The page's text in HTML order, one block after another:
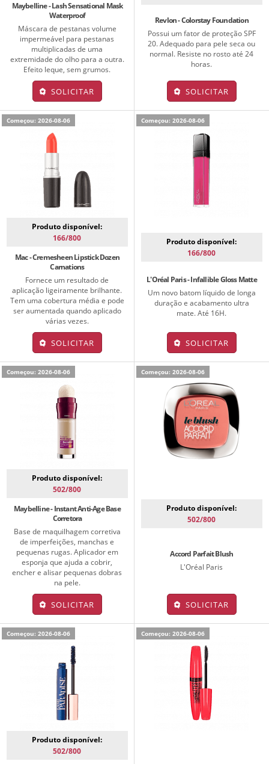
Maybelline - Lash Sensational Mask
Waterproof
Máscara de pestanas volume
impermeável para pestanas
multiplicadas de uma
extremidade do olho para a outra.
Efeito leque, sem grumos.
SOLICITAR
Revlon - Colorstay Foundation
Possui um fator de proteção SPF
20. Adequado para pele seca ou
normal. Resiste no rosto até 24
horas.
SOLICITAR
Começou: 2026-08-06
Produto disponível:
166/800
Mac - Cremesheen Lipstick Dozen
Carnations
Fornece um resultado de
aplicação ligeiramente brilhante.
Tem uma cobertura média e pode
ser aumentada quando aplicado
várias vezes.
SOLICITAR
Começou: 2026-08-06
Produto disponível:
166/800
L'Oréal Paris - Infallible Gloss Matte
Um novo batom líquido de longa
duração e acabamento ultra
mate. Até 16H.
SOLICITAR
Começou: 2026-08-06
Produto disponível:
502/800
Maybelline - Instant Anti-Age Base
Corretora
Base de maquilhagem corretiva
de imperfeições, manchas e
pequenas rugas. Aplicador em
esponja que ajuda a cobrir,
encher e alisar pequenas dobras
na pele.
SOLICITAR
Começou: 2026-08-06
Produto disponível:
502/800
Accord Parfait Blush
L'Oréal Paris
SOLICITAR
Começou: 2026-08-06
Produto disponível:
502/800
Começou: 2026-08-06